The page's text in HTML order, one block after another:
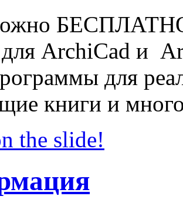
ArchiCad и
для
книги и